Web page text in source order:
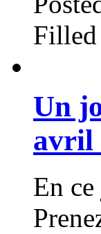
Filled
Un
avril
En